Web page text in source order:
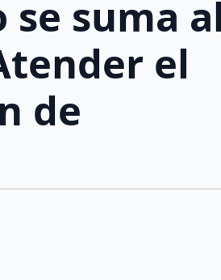
suma
el
de